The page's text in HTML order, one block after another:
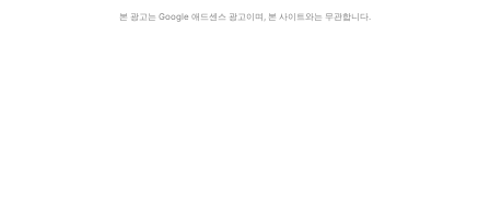
본 광고는 Google 애드센스 광고이며, 본 사이트와는 무관합니다.